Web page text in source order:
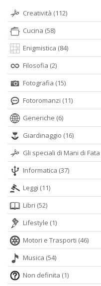
Creatività (112)
Cucina (58)
Enigmistica (84)
Filosofia (2)
Fotografia (15)
Fotoromanzi (11)
Generiche (6)
Giardinaggio (16)
Gli speciali di Mani di Fata
Informatica (37)
Leggi (11)
Libri (52)
Lifestyle (1)
Motori e Trasporti (46)
Musica (54)
Non definita (1)